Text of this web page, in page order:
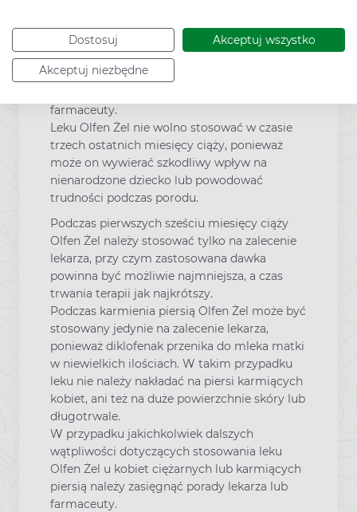
Dostosuj Akceptuj wszystko
Akceptuj niezbędne
W ciąży i w okresie karmienia piersią lub gdy
istnieje podejrzenie, że kobieta jest w ciąży
lub gdy planuje ciążę, przed zastosowaniem
farmaceuty.
Leku Olfen Żel nie wolno stosować w czasie
trzech ostatnich miesięcy ciąży, ponieważ
może on wywierać szkodliwy wpływ na
nienarodzone dziecko lub powodować
trudności podczas porodu.
Podczas pierwszych sześciu miesięcy ciąży
Olfen Żel należy stosować tylko na zalecenie
lekarza, przy czym zastosowana dawka
powinna być możliwie najmniejsza, a czas
trwania terapii jak najkrótszy.
Podczas karmienia piersią Olfen Żel może być
stosowany jedynie na zalecenie lekarza,
ponieważ diklofenak przenika do mleka matki
w niewielkich ilościach. W takim przypadku
leku nie należy nakładać na piersi karmiących
kobiet, ani też na duże powierzchnie skóry lub
długotrwale.
W przypadku jakichkolwiek dalszych
wątpliwości dotyczących stosowania leku
Olfen Żel u kobiet ciężarnych lub karmiących
piersią należy zasięgnąć porady lekarza lub
farmaceuty.